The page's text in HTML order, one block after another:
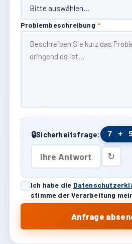
Problembeschreibung *
🔒Sicherheitsfrage: 7 +
↻
Ich habe die
stimme der Verarbeitung
Anfrage